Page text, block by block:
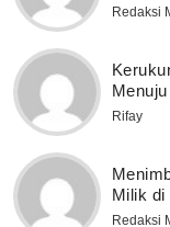
Redaksi
Rifay
Milik di
Redaksi